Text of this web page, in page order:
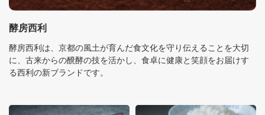
酵房西利
酵房西利は、京都の風土が育んだ食文化を守り伝えることを大切
に、古来からの醗酵の技を活かし、食卓に健康と笑顔をお届けす
る西利の新ブランドです。